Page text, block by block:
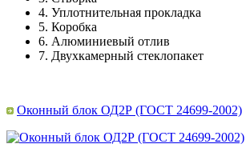
4. Уплотнительная прокладка
5. Коробка
6. Алюминиевый отлив
7. Двухкамерный стеклопакет
Оконный блок ОД2Р (ГОСТ 24699-2002)